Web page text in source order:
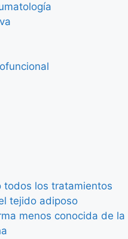
todos los tratamientos
tejido adiposo
menos conocida de la